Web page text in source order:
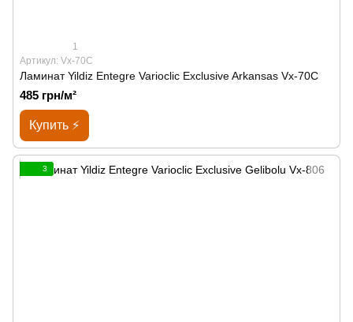
1
Артикул: Vx-70C
Ламинат Yildiz Entegre Varioclic Exclusive Arkansas Vx-70C
485 грн/м²
Купить ⚡
3